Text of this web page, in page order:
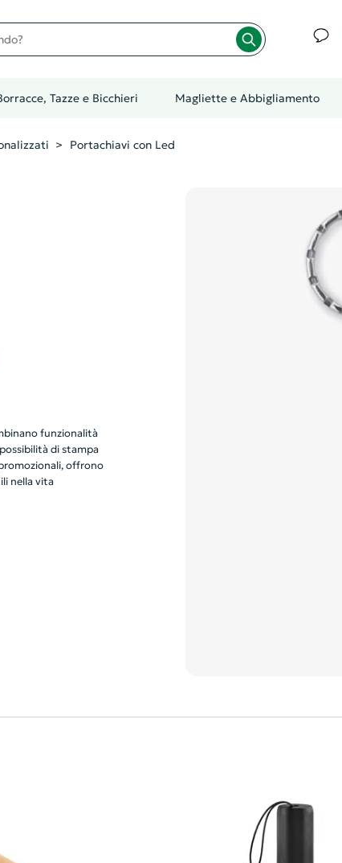
Tazze e Bicchieri Magliette e Abbigliamento
Portachiavi con Led
funzionalità
di stampa
offrono
nella vita